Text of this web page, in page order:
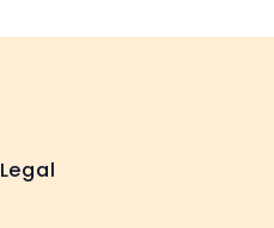
Legal